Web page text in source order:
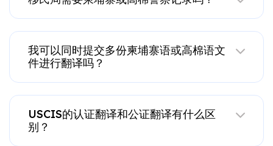
我可以同时提交多份柬埔寨语或高棉语文
件进行翻译吗？
USCIS的认证翻译和公证翻译有什么区
别？